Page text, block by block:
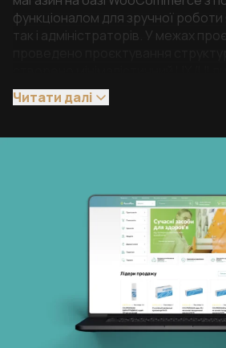
функціоналом для зручної роботи
так і адміністраторів. У межах
реалізовано адаптивну верстку
відображення на всіх типах
доступом до каталогу, пошуку,
загальним пошуком по всіх
Інтернет магазин інтегровано зі
Нова Пошта та платіжним
картки товару реалізовано
варіативні опції, характеристики,
модерацією, прикріплені файли, а
переглянутих і суміжних товарів.
Окремо впроваджено гнучку
додатковим функціоналом для
Читати далі